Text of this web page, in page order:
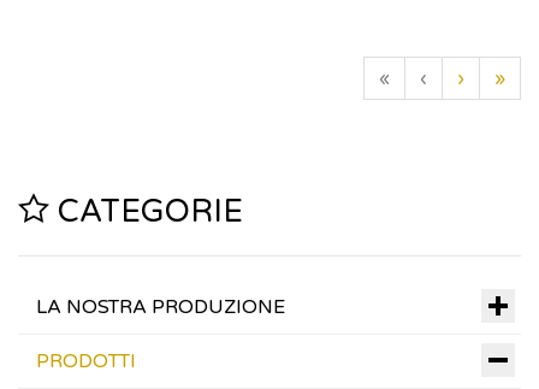
« ‹ › »
CATEGORIE
LA NOSTRA PRODUZIONE
PRODOTTI